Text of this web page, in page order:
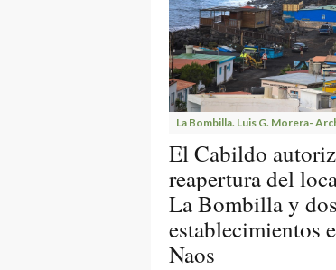
La Bombilla. Luis G. Morera-
El Cabildo
reapertura del
La Bombilla y
establecimientos
Naos